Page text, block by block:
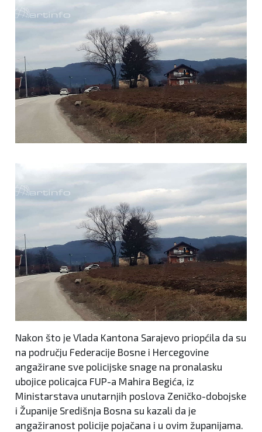
Nakon što je Vlada Kantona Sarajevo priopćila da su
na području Federacije Bosne i Hercegovine
angažirane sve policijske snage na pronalasku
ubojice policajca FUP-a Mahira Begića, iz
Ministarstava unutarnjih poslova Zeničko-dobojske
i Županije Središnja Bosna su kazali da je
angažiranost policije pojačana i u ovim županijama.